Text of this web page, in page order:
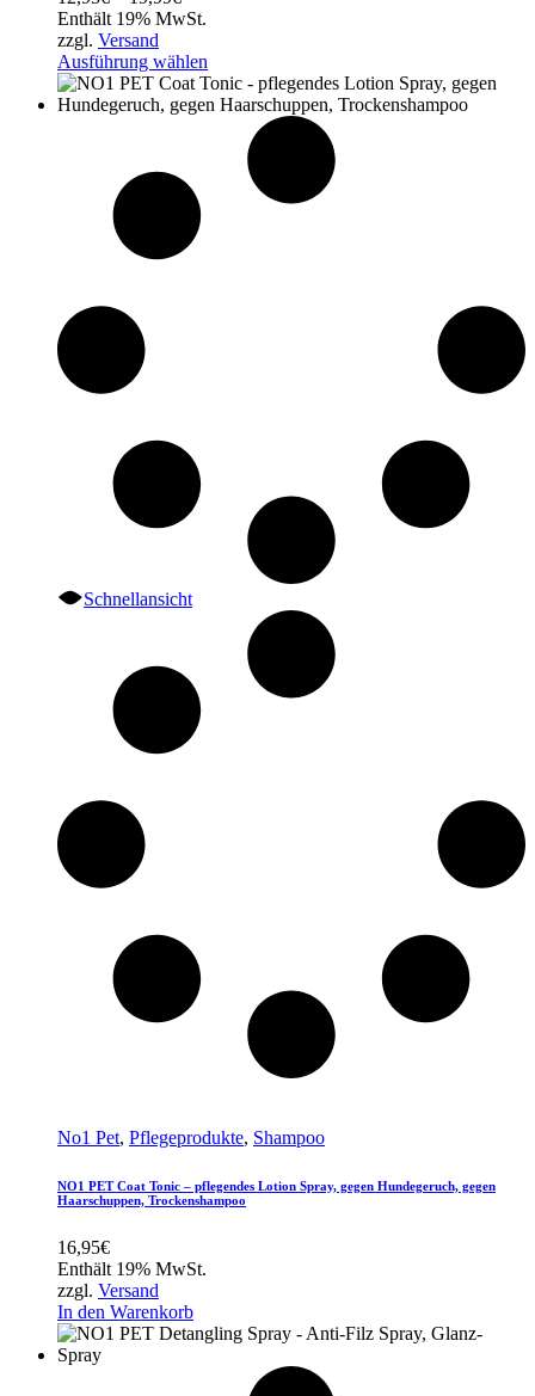
12,95€
19,99€
Enthält 19% MwSt.
zzgl. Versand
Ausführung wählen
Schnellansicht
No1 Pet, Pflegeprodukte, Shampoo
NO1 PET Coat Tonic – pflegendes Lotion Spray, gegen Hundegeruch, gegen
Haarschuppen, Trockenshampoo
16,95€
Enthält 19% MwSt.
zzgl. Versand
In den Warenkorb